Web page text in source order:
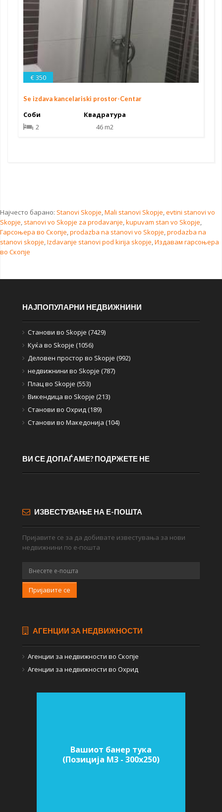
€ 350
Se izdava kancelariski prostor-Centar
Соби
2
Квадратура
46 m2
Најчесто барано: Stanovi Skopje,Mali stanovi Skopje,evtini stanovi vo
Skopje, stanovi vo Skopje za prodavanje,kupuvam stan vo Skopje,
Гарсоњера во Скопје,prodazba na stanovi vo Skopje,prodazba na
stanovi skopje,Izdavanje stanovi pod kirija skopje,Издавам гарсоњера
во Скопје
НАЈПОПУЛАРНИ НЕДВИЖНИНИ
Станови во Skopje (7429)
Куќа во Skopje (1056)
Деловен простор во Skopje (992)
недвижнини во Skopje (787)
Плац во Skopje (553)
Викендица во Skopje (213)
Станови во Охрид (189)
Станови во Македонија (104)
ВИ СЕ ДОПАЃАМЕ? ПОДРЖЕТЕ НЕ
ИЗВЕСТУВАЊЕ НА Е-ПОШТА
Пријавите се за да добивате известувања за нови
недвижнини по е-пошта
Пријавите се
АГЕНЦИИ ЗА НЕДВИЖНОСТИ
Агенции за недвижности во Скопје
Агенции за недвижности во Охрид
Вашиот банер тука
(Позиција M3 - 300х250)